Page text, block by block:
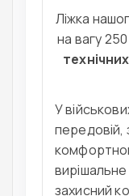
Ліжка
на вагу
У
передовій,
захисний